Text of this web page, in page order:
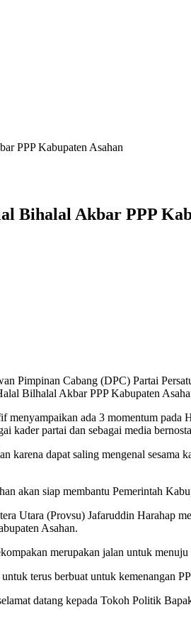
PPP Kabupaten Asahan
Bihalal Akbar PPP
Pimpinan Cabang (DPC) Partai
Bilhalal Akbar PPP Kabupaten
ada 3 momentum
kader partai dan sebagai media
dapat saling mengenal sesama
akan siap membantu Pemerintah
Utara (Provsu) Jafaruddin Harahap
Asahan.
merupakan jalan untuk
terus berbuat untuk kemenangan
datang kepada Tokoh Politik